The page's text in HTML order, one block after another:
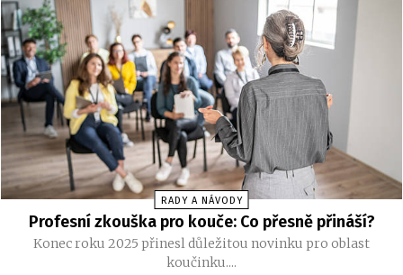
RADY A NÁVODY
Profesní zkouška pro kouče: Co přesně přináší?
Konec roku 2025 přinesl důležitou novinku pro oblast
koučinku....